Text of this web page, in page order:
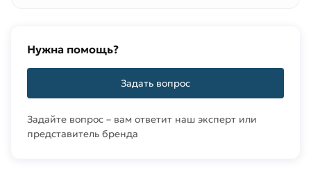
Нужна помощь?
Задать вопрос
Задайте вопрос – вам ответит наш эксперт или
представитель бренда